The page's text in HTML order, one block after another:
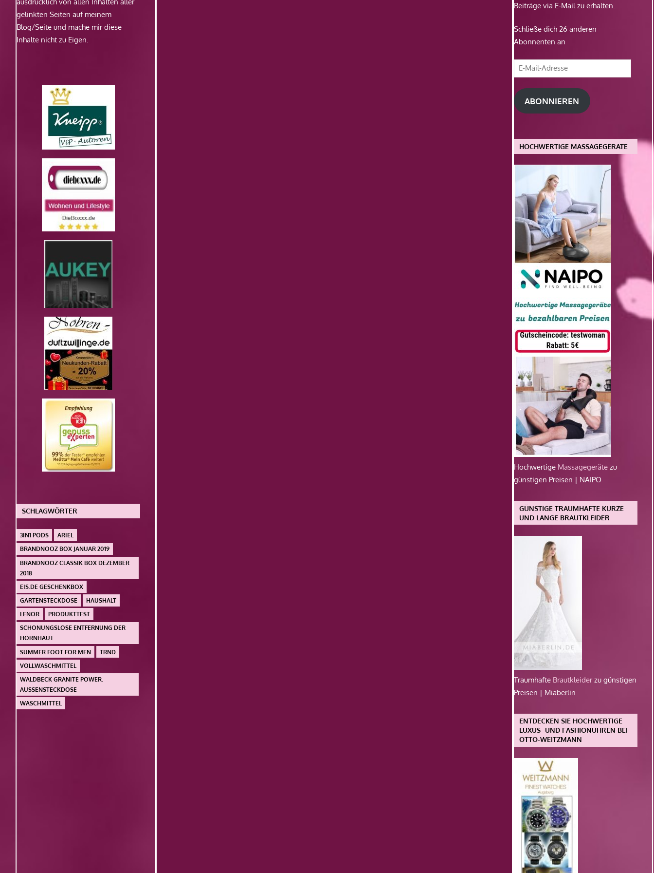
gelinkten Seiten auf meinem
Blog/Seite und mache mir diese
Inhalte nicht zu Eigen.
SCHLAGWÖRTER
3IN1 PODS
ARIEL
BRANDNOOZ BOX JANUAR 2019
BRANDNOOZ CLASSIK BOX DEZEMBER
2018
EIS.DE GESCHENKBOX
GARTENSTECKDOSE
HAUSHALT
LENOR
PRODUKTTEST
SCHONUNGSLOSE ENTFERNUNG DER
HORNHAUT
SUMMER FOOT FOR MEN
TRND
VOLLWASCHMITTEL
WALDBECK GRANITE POWER.
AUSSENSTECKDOSE
WASCHMITTEL
Beiträge via E-Mail zu erhalten.
Schließe dich 26 anderen
Abonnenten an
E-
Mail-
Adresse
ABONNIEREN
HOCHWERTIGE MASSAGEGERÄTE
Hochwertige Massagegeräte zu
günstigen Preisen | NAIPO
GÜNSTIGE TRAUMHAFTE KURZE
UND LANGE BRAUTKLEIDER
Traumhafte Brautkleiderzu günstigen
Preisen | Miaberlin
ENTDECKEN SIE HOCHWERTIGE
LUXUS- UND FASHIONUHREN BEI
OTTO-WEITZMANN